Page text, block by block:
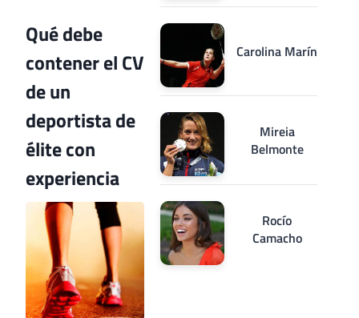
Qué debe
contener el CV
de un
deportista de
élite con
experiencia
Carolina Marín
Mireia
Belmonte
Rocío
Camacho